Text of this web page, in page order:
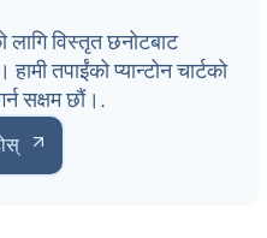
लागि विस्तृत छनोटबाट
तपाईंको प्यान्टोन चार्टको
सक्षम छौं।.